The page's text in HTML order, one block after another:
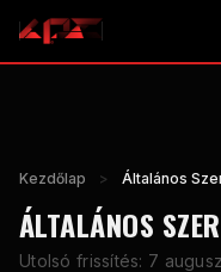
Kezdőlap > Általános
ÁLTALÁNOS
Utolsó frissítés: 7